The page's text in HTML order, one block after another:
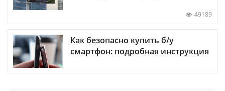
49189
Как безопасно купить б/у
смартфон: подробная инструкция